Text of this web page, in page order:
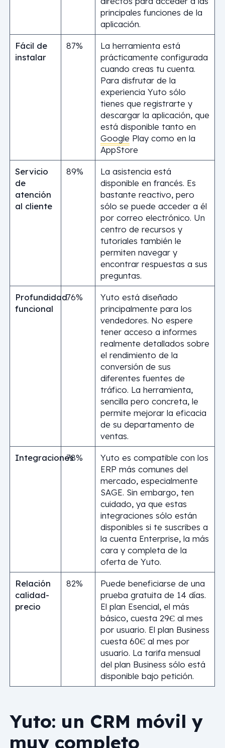
principales funciones de la
aplicación.
Fácil de
instalar
87%
La herramienta está
prácticamente configurada
cuando creas tu cuenta.
Para disfrutar de la
experiencia Yuto sólo
tienes que registrarte y
descargar la aplicación, que
está disponible tanto en
Google Play como en la
AppStore
Servicio
de
atención
al cliente
89%
La asistencia está
disponible en francés. Es
bastante reactivo, pero
sólo se puede acceder a él
por correo electrónico. Un
centro de recursos y
tutoriales también le
permiten navegar y
encontrar respuestas a sus
preguntas.
Profundidad
funcional
76%
Yuto está diseñado
principalmente para los
vendedores. No espere
tener acceso a informes
realmente detallados sobre
el rendimiento de la
conversión de sus
diferentes fuentes de
tráfico. La herramienta,
sencilla pero concreta, le
permite mejorar la eficacia
de su departamento de
ventas.
Integraciones78%
Yuto es compatible con los
ERP más comunes del
mercado, especialmente
SAGE. Sin embargo, ten
cuidado, ya que estas
integraciones sólo están
disponibles si te suscribes a
la cuenta Enterprise, la más
cara y completa de la
oferta de Yuto.
Relación
calidad-
precio
82%
Puede beneficiarse de una
prueba gratuita de 14 días.
El plan Esencial, el más
básico, cuesta 29Є al mes
por usuario. El plan Business
cuesta 60Є al mes por
usuario. La tarifa mensual
del plan Business sólo está
disponible bajo petición.
Yuto: un CRM móvil y
muy completo